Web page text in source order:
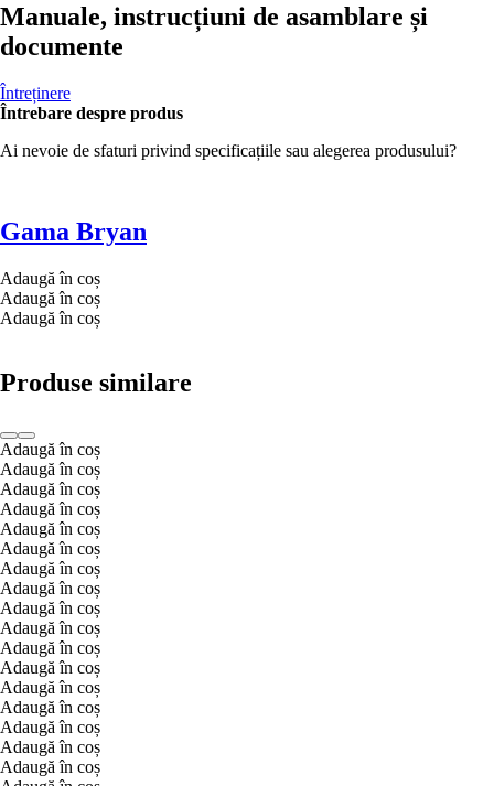
Manuale, instrucțiuni de asamblare și
documente
Întreținere
Întrebare despre produs
Ai nevoie de sfaturi privind specificațiile sau alegerea produsului?
Gama Bryan
Adaugă în coș
Adaugă în coș
Adaugă în coș
Produse similare
Adaugă în coș
Adaugă în coș
Adaugă în coș
Adaugă în coș
Adaugă în coș
Adaugă în coș
Adaugă în coș
Adaugă în coș
Adaugă în coș
Adaugă în coș
Adaugă în coș
Adaugă în coș
Adaugă în coș
Adaugă în coș
Adaugă în coș
Adaugă în coș
Adaugă în coș